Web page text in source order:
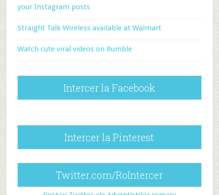
your Instagram posts
Straight Talk Wireless available at Walmart
Watch cute viral videos on Rumble
Intercer la Facebook
Intercer la Pinterest
Twitter.com/RoIntercer